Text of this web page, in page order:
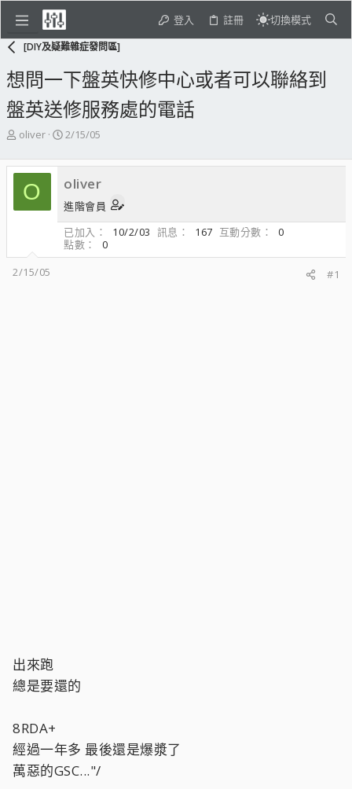
登入 註冊 切換模式
[DIY及疑難雜症發問區]
想問一下盤英快修中心或者可以聯絡到
盤英送修服務處的電話
主
發
人
oliver
開
日
期
2/15/05
O oliver
進階會員
已加入
10/2/03 訊息 167 互動分數
0
點數
0
2/15/05
#1
出來跑
總是要還的
8RDA+
經過一年多 最後還是爆漿了
萬惡的GSC..."/